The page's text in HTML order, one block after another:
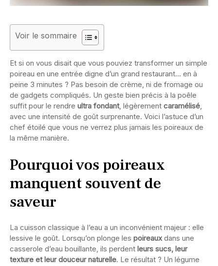
Voir le sommaire
Et si on vous disait que vous pouviez transformer un simple
poireau en une entrée digne d’un grand restaurant… en à
peine 3 minutes ? Pas besoin de crème, ni de fromage ou
de gadgets compliqués. Un geste bien précis à la poêle
suffit pour le rendre ultra fondant, légèrement caramélisé,
avec une intensité de goût surprenante. Voici l’astuce d’un
chef étoilé que vous ne verrez plus jamais les poireaux de
la même manière.
Pourquoi vos poireaux
manquent souvent de
saveur
La cuisson classique à l’eau a un inconvénient majeur : elle
lessive le goût. Lorsqu’on plonge les poireauxdans une
casserole d’eau bouillante, ils perdent leurs sucs, leur
texture et leur douceur naturelle. Le résultat ? Un légume